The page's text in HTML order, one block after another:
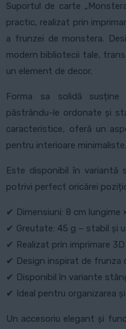
Suportul de carte
practic, realizat prin
a frunzei de monstera.
modern bibliotecii tale,
un element de decor.
Forma sa solidă
păstrându-le ordonate și
caracteristice, oferă un
pentru interioare
Este disponibil în variantă
potrivi perfect oricărei
✔ Dimensiuni: 8 cm lungime
✔ Greutate: 45 g – stabil și
✔ Realizat prin imprimare 3D
✔ Design inspirat de frunza
✔ Disponibil în variante
✔ Ideal pentru organizarea
Un accesoriu elegant și